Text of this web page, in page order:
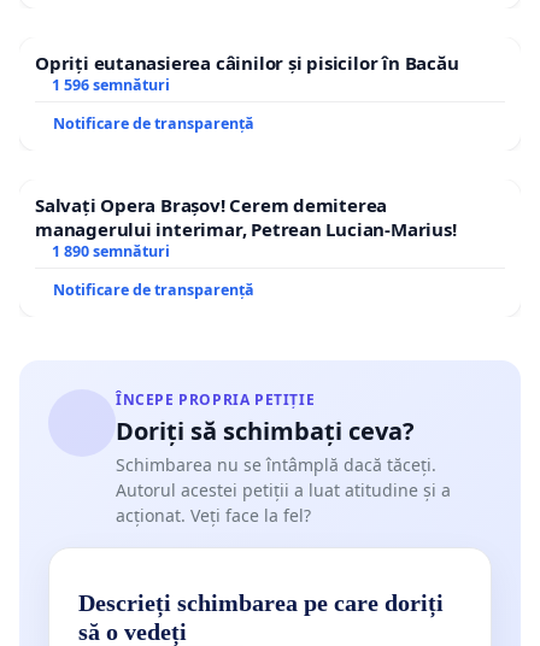
Opriți eutanasierea câinilor și pisicilor în Bacău
1 596 semnături
Notificare de transparență
Salvați Opera Brașov! Cerem demiterea
managerului interimar, Petrean Lucian-Marius!
1 890 semnături
Notificare de transparență
ÎNCEPE PROPRIA PETIȚIE
Doriți să schimbați ceva?
Schimbarea nu se întâmplă dacă tăceți.
Autorul acestei petiții a luat atitudine și a
acționat. Veți face la fel?
Descrieți schimbarea pe care doriți
să o vedeți